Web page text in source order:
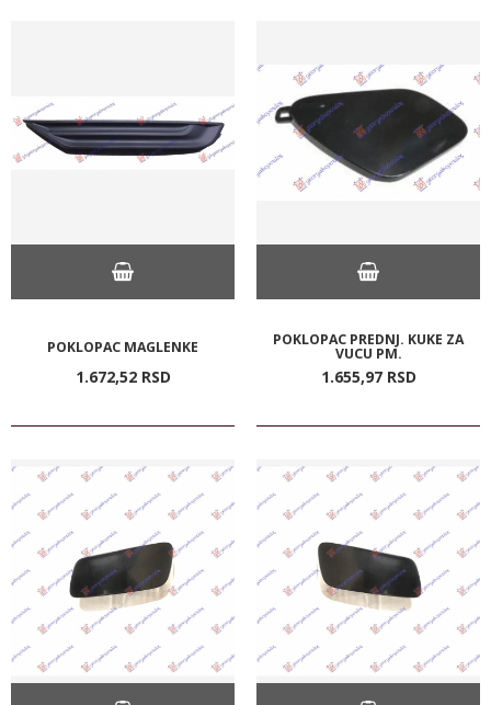
POKLOPAC MAGLENKE
1.672,52 RSD
POKLOPAC PREDNJ. KUKE ZA
VUCU PM.
1.655,97 RSD